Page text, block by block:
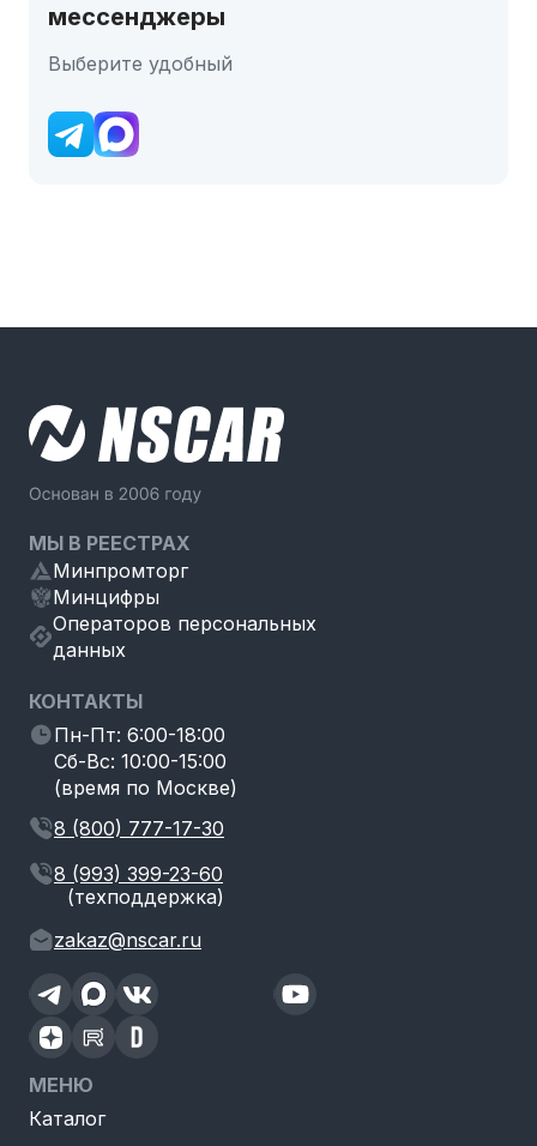
мессенджеры
Выберите удобный
МЫ В РЕЕСТРАХ
Минпромторг
Минцифры
Операторов персональных
данных
КОНТАКТЫ
Пн-Пт: 6:00-18:00
Сб-Вс: 10:00-15:00
(время по Москве)
8 (800) 777-17-30
8 (993) 399-23-60
(техподдержка)
zakaz@nscar.ru
МЕНЮ
Каталог